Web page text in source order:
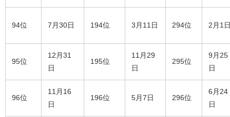
94位 7月30日 194位 3月11日 294位 2月1
95位
12月31
日
195位
11月29
日
295位
9月25
日
96位
11月16
日
196位 5月7日 296位
6月24
日